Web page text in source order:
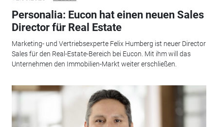
Personalia: Eucon hat einen neuen Sales
Director für Real Estate
Marketing- und Vertriebsexperte Felix Humberg ist neuer Director
Sales für den Real-Estate-Bereich bei Eucon. Mit ihm will das
Unternehmen den Immobilien-Markt weiter erschließen.